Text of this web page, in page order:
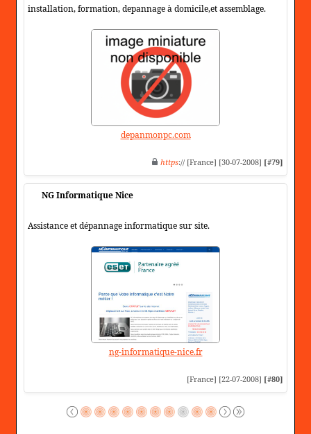
installation, formation, depannage à domicile,et assemblage.
depanmonpc.com
https:// [France] [30-07-2008] [#79]
NG Informatique Nice
Assistance et dépannage informatique sur site.
ng-informatique-nice.fr
[France] [22-07-2008] [#80]